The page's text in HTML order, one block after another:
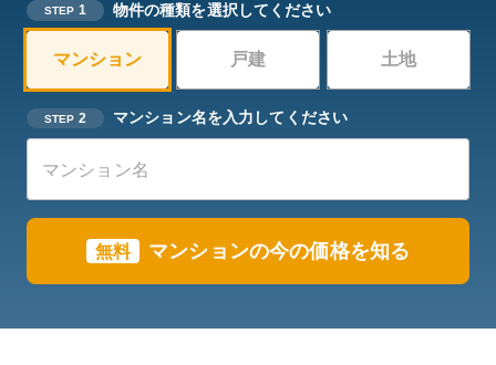
STEP 1 物件の種類を選択してください
マンション 戸建 土地
STEP 2 マンション名を入力してください
無料 マンションの今の価格を知る